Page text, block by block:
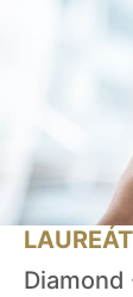
Diamond